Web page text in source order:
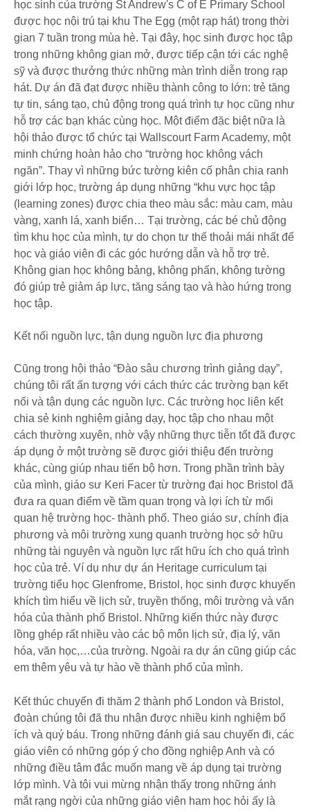
học sinh của trường St Andrew's C of E Primary School
được học nội trú tại khu The Egg (một rạp hát) trong thời
gian 7 tuần trong mùa hè. Tại đây, học sinh được học tập
trong những không gian mở, được tiếp cận tới các nghệ
sỹ và được thưởng thức những màn trình diễn trong rạp
hát. Dự án đã đạt được nhiều thành công to lớn: trẻ tăng
tự tin, sáng tạo, chủ động trong quá trình tự học cũng như
hỗ trợ các bạn khác cùng học. Một điểm đặc biệt nữa là
hội thảo được tổ chức tại Wallscourt Farm Academy, một
minh chứng hoàn hảo cho “trường học không vách
ngăn”. Thay vì những bức tường kiên cố phân chia ranh
giới lớp học, trường áp dụng những “khu vực học tập
(learning zones) được chia theo màu sắc: màu cam, màu
vàng, xanh lá, xanh biển… Tại trường, các bé chủ động
tìm khu học của mình, tự do chọn tư thế thoải mái nhất để
học và giáo viên đi các góc hướng dẫn và hỗ trợ trẻ.
Không gian học không bảng, không phấn, không tường
đó giúp trẻ giảm áp lực, tăng sáng tạo và hào hứng trong
học tập.
Kết nối nguồn lực, tận dụng nguồn lực địa phương
Cũng trong hội thảo “Đào sâu chương trình giảng dạy”,
chúng tôi rất ấn tượng với cách thức các trường bạn kết
nối và tận dụng các nguồn lực. Các trường học liên kết
chia sẻ kinh nghiệm giảng dạy, học tập cho nhau một
cách thường xuyên, nhờ vậy những thực tiễn tốt đã được
áp dụng ở một trường sẽ được giới thiệu đến trường
khác, cùng giúp nhau tiến bộ hơn. Trong phần trình bày
của mình, giáo sư Keri Facer từ trường đại học Bristol đã
đưa ra quan điểm về tầm quan trọng và lợi ích từ mối
quan hệ trường học- thành phố. Theo giáo sư, chính địa
phương và môi trường xung quanh trường học sở hữu
những tài nguyên và nguồn lực rất hữu ích cho quá trình
học của trẻ. Ví dụ như dự án Heritage curriculum tại
trường tiểu học Glenfrome, Bristol, học sinh được khuyến
khích tìm hiểu về lịch sử, truyền thống, môi trường và văn
hóa của thành phố Bristol. Những kiến thức này được
lồng ghép rất nhiều vào các bộ môn lịch sử, địa lý, văn
hóa, văn học,…của trường. Ngoài ra dự án cũng giúp các
em thêm yêu và tự hào về thành phố của mình.
Kết thúc chuyến đi thăm 2 thành phố London và Bristol,
đoàn chúng tôi đã thu nhận được nhiều kinh nghiệm bổ
ích và quý báu. Trong những đánh giá sau chuyến đi, các
giáo viên có những góp ý cho đồng nghiệp Anh và có
những điều tâm đắc muốn mang về áp dụng tại trường
lớp mình. Và tôi vui mừng nhận thấy trong những ánh
mắt rạng ngời của những giáo viên ham học hỏi ấy là